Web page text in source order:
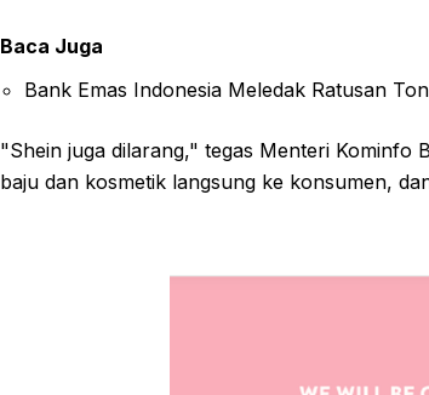
Baca Juga
Bank Emas Indonesia Meledak Ratusan
"Shein juga dilarang," tegas Menteri Kominfo
baju dan kosmetik langsung ke konsumen,